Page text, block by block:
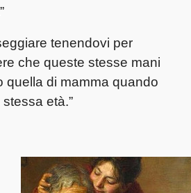
tenendovi per
che queste stesse mani
quella di mamma quando
età.”